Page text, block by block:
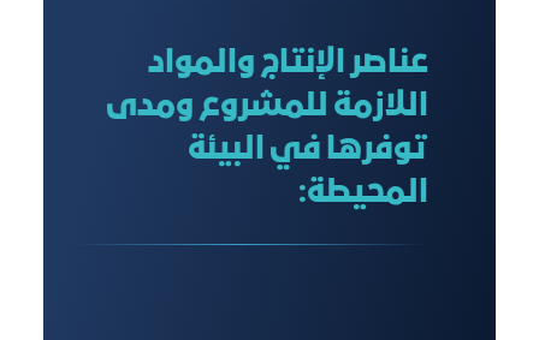
عناصر الإنتاج والمواد
اللازمة للمشروع ومدى
توفرها في البيئة
المحيطة: